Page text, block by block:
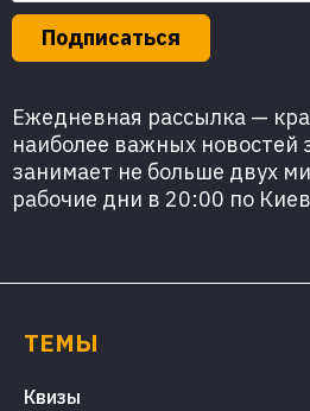
Подписаться
Ежедневная рассылка —
наиболее важных новостей
занимает не больше двух
рабочие дни в 20:00 по
ТЕМЫ
Квизы